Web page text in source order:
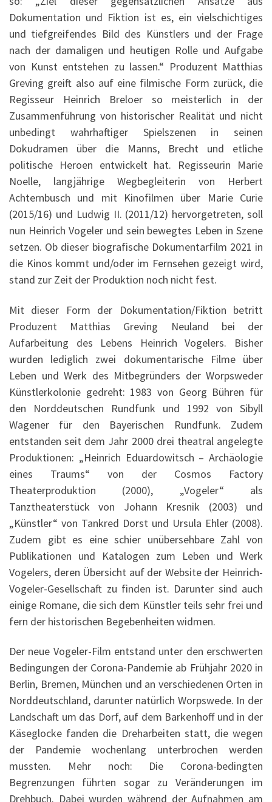
Dokumentation und Fiktion ist es, ein vielschichtiges
und tiefgreifendes Bild des Künstlers und der Frage
nach der damaligen und heutigen Rolle und Aufgabe
von Kunst entstehen zu lassen.“ Produzent Matthias
Greving greift also auf eine filmische Form zurück, die
Regisseur Heinrich Breloer so meisterlich in der
Zusammenführung von historischer Realität und nicht
unbedingt wahrhaftiger Spielszenen in seinen
Dokudramen über die Manns, Brecht und etliche
politische Heroen entwickelt hat. Regisseurin Marie
Noelle, langjährige Wegbegleiterin von Herbert
Achternbusch und mit Kinofilmen über Marie Curie
(2015/16) und Ludwig II. (2011/12) hervorgetreten, soll
nun Heinrich Vogeler und sein bewegtes Leben in Szene
setzen. Ob dieser biografische Dokumentarfilm 2021 in
die Kinos kommt und/oder im Fernsehen gezeigt wird,
stand zur Zeit der Produktion noch nicht fest.
Mit dieser Form der Dokumentation/Fiktion betritt
Produzent Matthias Greving Neuland bei der
Aufarbeitung des Lebens Heinrich Vogelers. Bisher
wurden lediglich zwei dokumentarische Filme über
Leben und Werk des Mitbegründers der Worpsweder
Künstlerkolonie gedreht: 1983 von Georg Bühren für
den Norddeutschen Rundfunk und 1992 von Sibyll
Wagener für den Bayerischen Rundfunk. Zudem
entstanden seit dem Jahr 2000 drei theatral angelegte
Produktionen: „Heinrich Eduardowitsch – Archäologie
eines Traums“ von der Cosmos Factory
Theaterproduktion (2000), „Vogeler“ als
Tanztheaterstück von Johann Kresnik (2003) und
„Künstler“ von Tankred Dorst und Ursula Ehler (2008).
Zudem gibt es eine schier unübersehbare Zahl von
Publikationen und Katalogen zum Leben und Werk
Vogelers, deren Übersicht auf der Website der Heinrich-
Vogeler-Gesellschaft zu finden ist. Darunter sind auch
einige Romane, die sich dem Künstler teils sehr frei und
fern der historischen Begebenheiten widmen.
Der neue Vogeler-Film entstand unter den erschwerten
Bedingungen der Corona-Pandemie ab Frühjahr 2020 in
Berlin, Bremen, München und an verschiedenen Orten in
Norddeutschland, darunter natürlich Worpswede. In der
Landschaft um das Dorf, auf dem Barkenhoff und in der
Käseglocke fanden die Dreharbeiten statt, die wegen
der Pandemie wochenlang unterbrochen werden
mussten. Mehr noch: Die Corona-bedingten
Begrenzungen führten sogar zu Veränderungen im
Drehbuch. Dabei wurden während der Aufnahmen am